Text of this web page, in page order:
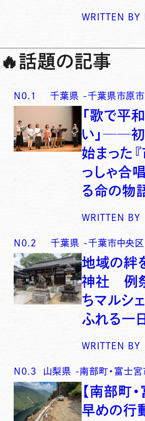
WRITTEN BY
🔥話題の記事
N0. 1 千葉県 -千葉県市原市
「歌で平
い」──初
始まった
っしゃ合
る命の物
WRITTEN BY
N0. 2 千葉県 -千葉市中央区
地域の絆
神社 例
ちマルシ
ふれる一
WRITTEN BY
N0. 3 山梨県 -南部町・富士宮
【南部町
早めの行